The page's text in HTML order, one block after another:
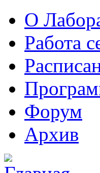
О
Работа
Форум
Архив